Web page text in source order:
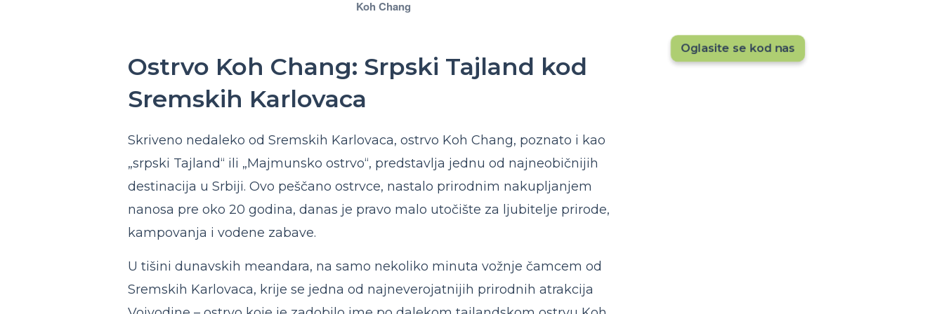
Koh Chang
Ostrvo Koh Chang: Srpski Tajland kod
Sremskih Karlovaca
Skriveno nedaleko od Sremskih Karlovaca, ostrvo Koh Chang, poznato i kao
„srpski Tajland“ ili „Majmunsko ostrvo“, predstavlja jednu od najneobičnijih
destinacija u Srbiji. Ovo peščano ostrvce, nastalo prirodnim nakupljanjem
nanosa pre oko 20 godina, danas je pravo malo utočište za ljubitelje prirode,
kampovanja i vodene zabave.
U tišini dunavskih meandara, na samo nekoliko minuta vožnje čamcem od
Sremskih Karlovaca, krije se jedna od najneverojatnijih prirodnih atrakcija
Oglasite se kod nas